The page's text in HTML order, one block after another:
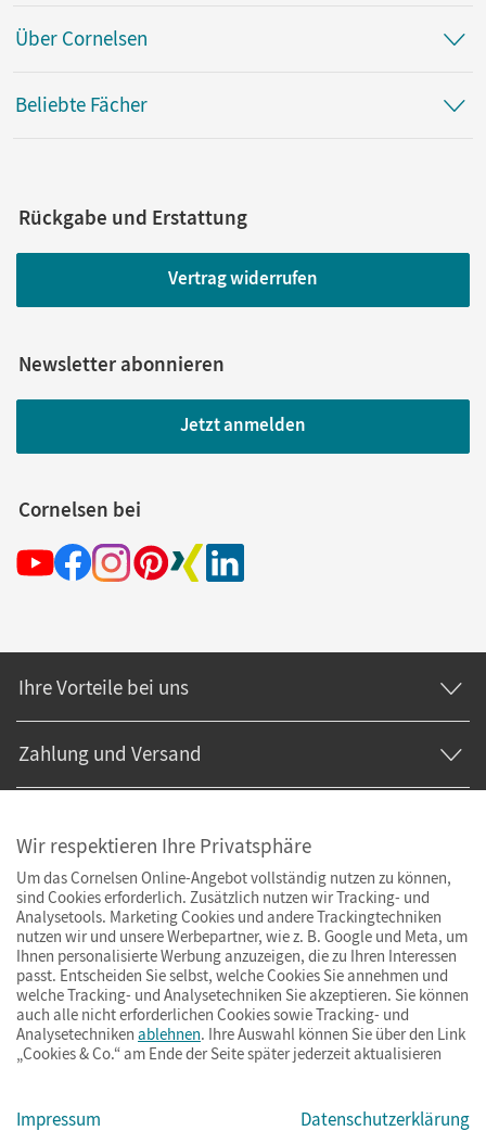
Über Cornelsen
Beliebte Fächer
Rückgabe und Erstattung
Vertrag widerrufen
Newsletter abonnieren
Jetzt anmelden
Cornelsen bei
Ihre Vorteile bei uns
Zahlung und Versand
© Cornelsen Verlag 2026
ImpressumAGBDatenschutzBarrierefreiheitCookies & Co.
Wir respektieren Ihre Privatsphäre
Um das Cornelsen Online-Angebot vollständig nutzen zu können,
sind Cookies erforderlich. Zusätzlich nutzen wir Tracking- und
Analysetools. Marketing Cookies und andere Trackingtechniken
nutzen wir und unsere Werbepartner, wie z. B. Google und Meta, um
Ihnen personalisierte Werbung anzuzeigen, die zu Ihren Interessen
passt. Entscheiden Sie selbst, welche Cookies Sie annehmen und
welche Tracking- und Analysetechniken Sie akzeptieren. Sie können
auch alle nicht erforderlichen Cookies sowie Tracking- und
Analysetechniken ablehnen. Ihre Auswahl können Sie über den Link
„Cookies & Co.“ am Ende der Seite später jederzeit aktualisieren
Impressum Datenschutzerklärung